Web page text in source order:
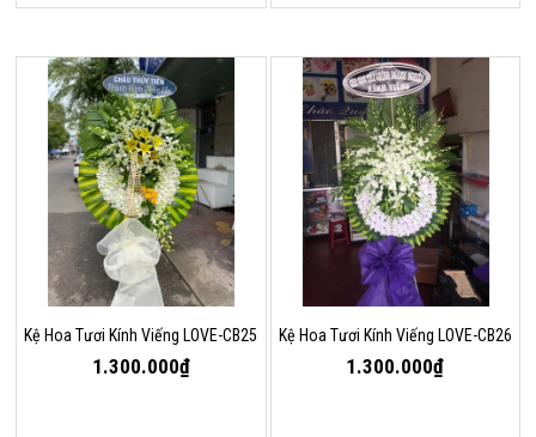
Kệ Hoa Tươi Kính Viếng LOVE-CB25
1.300.000₫
Kệ Hoa Tươi Kính Viếng LOVE-CB26
1.300.000₫